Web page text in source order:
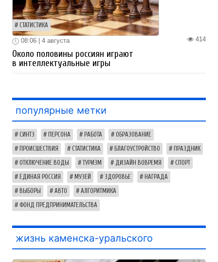
СТАТИСТИКА
414
08:06 | 4 августа
Около половины россиян играют
в интеллектуальные игры
популярные метки
СИНТЗ ПЕРСОНА РАБОТА ОБРАЗОВАНИЕ
ПРОИСШЕСТВИЯ СТАТИСТИКА БЛАГОУСТРОЙСТВО ПРАЗДНИК
ОТКЛЮЧЕНИЕ ВОДЫ ТУРИЗМ ДИЗАЙН ВОВРЕМЯ СПОРТ
ЕДИНАЯ РОССИЯ МУЗЕЙ ЗДОРОВЬЕ НАГРАДА
ВЫБОРЫ АВТО АЛГОРИТМИКА
ФОНД ПРЕДПРИНИМАТЕЛЬСТВА
жизнь каменска-уральского